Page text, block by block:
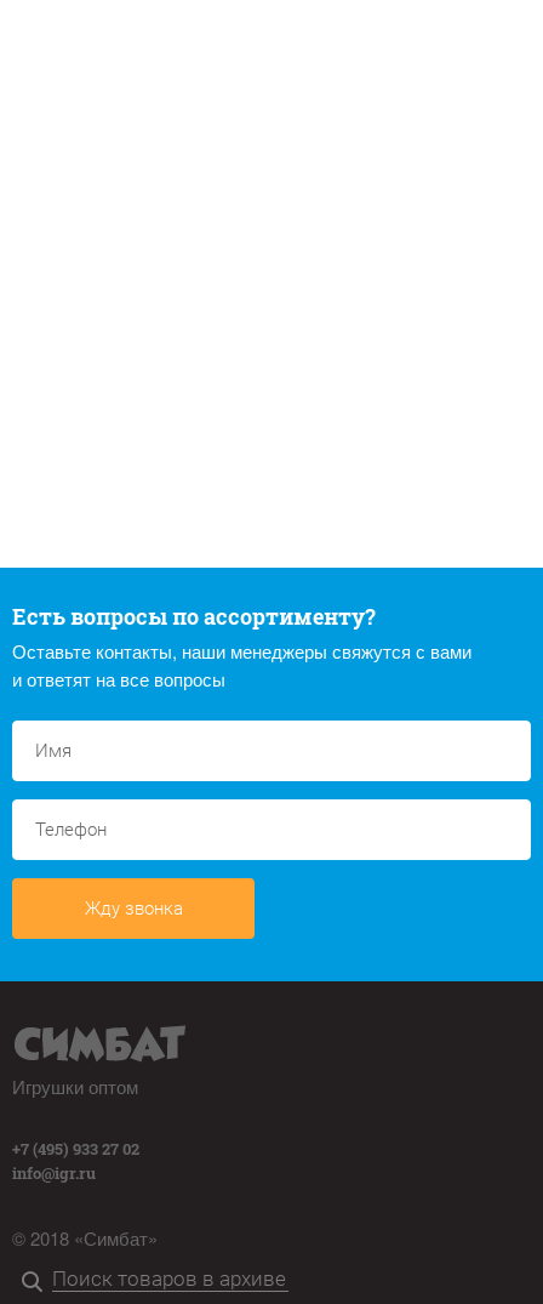
Есть вопросы по ассортименту?
Оставьте контакты, наши менеджеры свяжутся с вами
и ответят на все вопросы
Жду звонка
Игрушки оптом
+7 (495) 933 27 02
info@igr.ru
© 2018 «Симбат»